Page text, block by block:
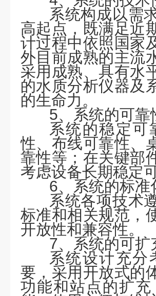
系统构成以需
高起点，既满足近
计过程中依照国家
外目前成熟的主流
采用成熟、具有水
的水质分析仪器及
的生命力。
5、系统的可靠
系统的稳定可
性、布线可靠性、
靠性等；在关键部
考虑设备长期稳定
6、系统的标准
系统各项技术
标准和相关规范，
开放性和兼容性。
7、系统的可扩
系统设计充分
要，采用开放式的
功能和站点的扩